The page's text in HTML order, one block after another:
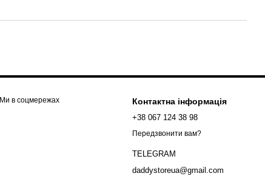
Ми в соцмережах Контактна інформація
+38 067 124 38 98
Передзвонити вам?
TELEGRAM
daddystoreua@gmail.com